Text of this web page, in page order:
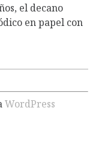
el decano
en papel con
WordPress